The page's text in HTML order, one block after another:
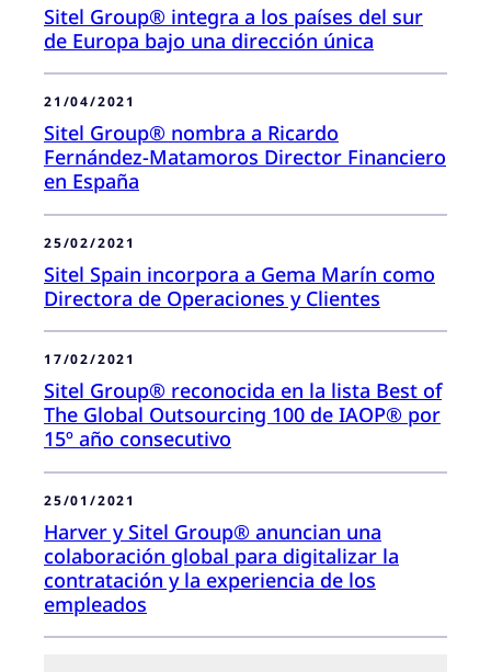
Sitel Group® integra a los países del sur
de Europa bajo una dirección única
21/04/2021
Sitel Group® nombra a Ricardo
Fernández-Matamoros Director Financiero
en España
25/02/2021
Sitel Spain incorpora a Gema Marín como
Directora de Operaciones y Clientes
17/02/2021
Sitel Group® reconocida en la lista Best of
The Global Outsourcing 100 de IAOP® por
15º año consecutivo
25/01/2021
Harver y Sitel Group® anuncian una
colaboración global para digitalizar la
contratación y la experiencia de los
empleados